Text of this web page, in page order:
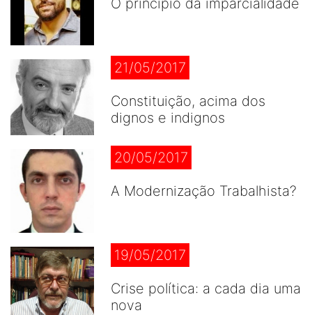
O princípio da imparcialidade
21/05/2017
Constituição, acima dos
dignos e indignos
20/05/2017
A Modernização Trabalhista?
19/05/2017
Crise política: a cada dia uma
nova